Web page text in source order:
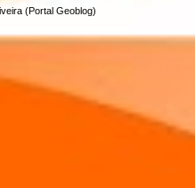
(Portal Geoblog)